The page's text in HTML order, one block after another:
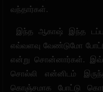
வந்தார்கள்.
இந்த ஆகாஷ் இந்த
எவ்வளவு வேண்டுமோ
என்று சொன்னார்கள்.
சொல்லி என்னிடம்
கொஞ்சமாக போட்டு